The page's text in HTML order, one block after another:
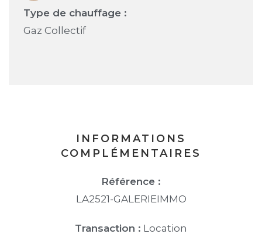
Type de chauffage :
Gaz Collectif
INFORMATIONS
COMPLÉMENTAIRES
Référence :
LA2521-GALERIEIMMO
Transaction : Location